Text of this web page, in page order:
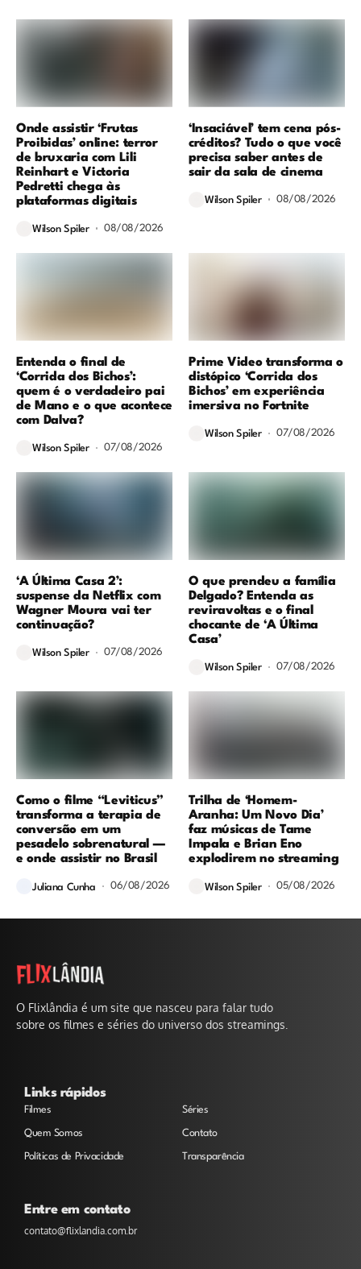
Onde assistir ‘Frutas
Proibidas’ online: terror
de bruxaria com Lili
Reinhart e Victoria
Pedretti chega às
plataformas digitais
Wilson Spiler 08/08/2026
‘Insaciável’ tem cena pós-
créditos? Tudo o que você
precisa saber antes de
sair da sala de cinema
Wilson Spiler 08/08/2026
Entenda o final de
‘Corrida dos Bichos’:
quem é o verdadeiro pai
de Mano e o que acontece
com Dalva?
Wilson Spiler 07/08/2026
Prime Video transforma o
distópico ‘Corrida dos
Bichos’ em experiência
imersiva no Fortnite
Wilson Spiler 07/08/2026
‘A Última Casa 2’:
suspense da Netflix com
Wagner Moura vai ter
continuação?
Wilson Spiler 07/08/2026
O que prendeu a família
Delgado? Entenda as
reviravoltas e o final
chocante de ‘A Última
Casa’
Wilson Spiler 07/08/2026
Como o filme “Leviticus”
transforma a terapia de
conversão em um
pesadelo sobrenatural —
e onde assistir no Brasil
Juliana Cunha 06/08/2026
Trilha de ‘Homem-
Aranha: Um Novo Dia’
faz músicas de Tame
Impala e Brian Eno
explodirem no streaming
Wilson Spiler 05/08/2026
O Flixlândia é um site que nasceu para falar tudo
sobre os filmes e séries do universo dos streamings.
Links rápidos
Filmes Séries
Quem Somos Contato
Políticas de Privacidade Transparência
Entre em contato
contato@flixlandia.com.br